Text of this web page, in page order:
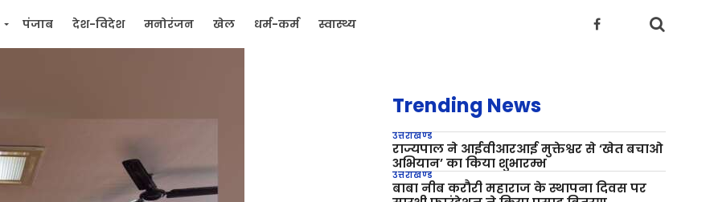
पंजाब देश-विदेश मनोरंजन खेल धर्म-कर्म स्वास्थ्य
Trending News
उत्तराखण्ड
राज्यपाल ने आईवीआरआई मुक्तेश्वर से ‘खेत बचाओ
अभियान’ का किया शुभारम्भ
उत्तराखण्ड
बाबा नीब करौरी महाराज के स्थापना दिवस पर